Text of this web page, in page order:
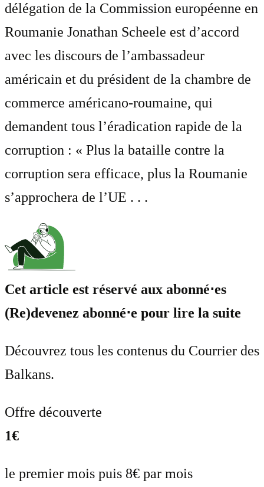
délégation de la Commission européenne en
Roumanie Jonathan Scheele est d’accord
avec les discours de l’ambassadeur
américain et du président de la chambre de
commerce américano-roumaine, qui
demandent tous l’éradication rapide de la
corruption : « Plus la bataille contre la
corruption sera efficace, plus la Roumanie
s’approchera de l’UE . . .
Cet article est réservé aux abonné⋅es
(Re)devenez abonné⋅e pour lire la suite
Découvrez tous les contenus du Courrier des
Balkans.
Offre découverte
1€
le premier mois puis 8€ par mois